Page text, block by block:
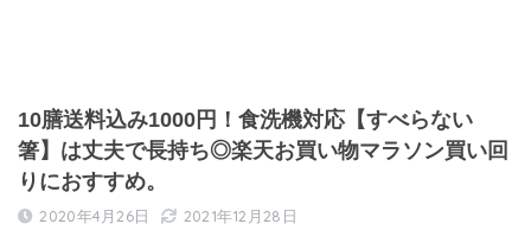
10膳送料込み1000円！食洗機対応【すべらない
箸】は丈夫で長持ち◎楽天お買い物マラソン買い回
りにおすすめ。
2020年4月26日 2021年12月28日